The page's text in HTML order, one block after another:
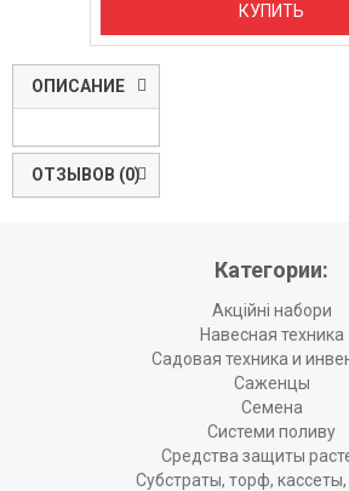
КУПИТЬ
ОПИСАНИЕ
ОТЗЫВОВ (0)
Категории:
Акційні набори
Навесная техника
Садовая техника и
Саженцы
Семена
Системи поливу
Средства защиты
Субстраты, торф,